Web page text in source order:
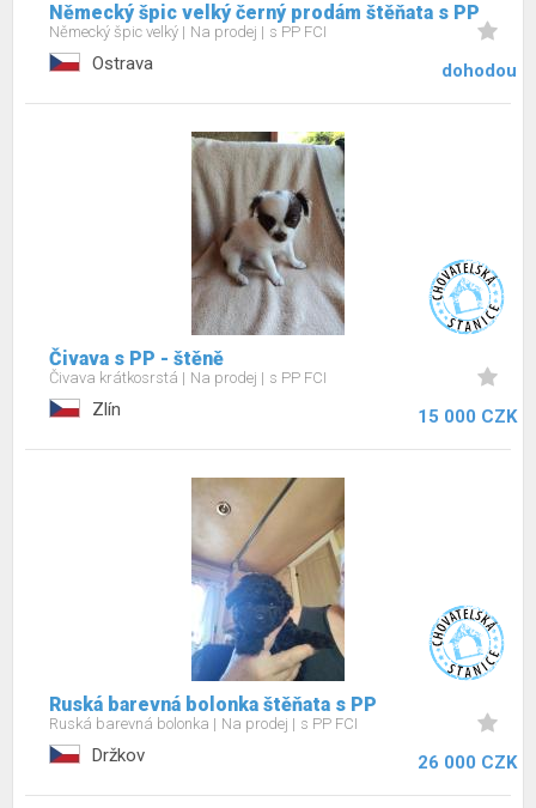
Německý špic velký černý prodám štěňata s PP
Německý špic velký Na prodej s PP FCI
Ostrava dohodou
Čivava s PP - štěně
Čivava krátkosrstá Na prodej s PP FCI
Zlín 15 000 CZK
Ruská barevná bolonka štěňata s PP
Ruská barevná bolonka Na prodej s PP FCI
Držkov 26 000 CZK